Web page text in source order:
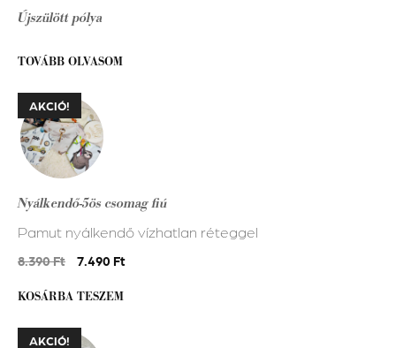
Újszülött pólya
TOVÁBB OLVASOM
AKCIÓ!
Nyálkendő-5ös csomag fiú
Pamut nyálkendő vízhatlan réteggel
8.390Ft
Original
was:
7.490 FtCurrent
KOSÁRBA TESZEM
AKCIÓ!